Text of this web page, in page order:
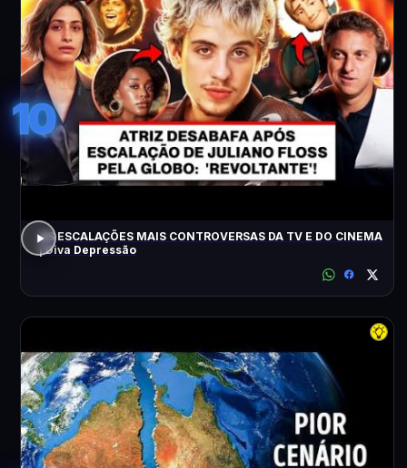
10
AS ESCALAÇÕES MAIS CONTROVERSAS DA TV E DO CINEMA
| Diva Depressão